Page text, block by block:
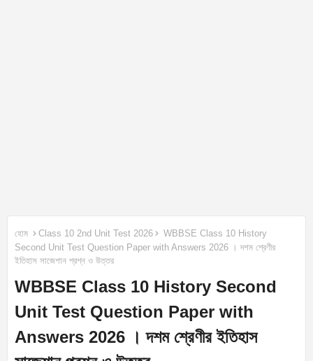
হোম Class 10 2nd Unit Test 2026
WBBSE Class 10 History
Second Unit Test Question Paper with Answers 2026 । দশম শ্রেণীর
ইতিহাস সাজেশান প্রশ্ন ও উত্তর
WBBSE Class 10 History Second
Unit Test Question Paper with
Answers 2026 । দশম শ্রেণীর ইতিহাস